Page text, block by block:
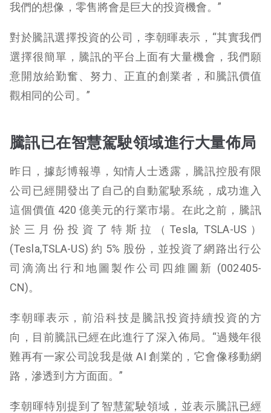
我們的想像，零售將會是巨大的投資機會。”
對於騰訊選擇投資的公司，李朝暉表示，“其實我們
選擇很簡單，騰訊的平台上面有大量機會，我們願
意開放給勤奮、努力、正直的創業者，和騰訊價值
觀相同的公司。”
騰訊已在智慧駕駛領域進行大量佈局
昨日，據彭博報導，知情人士透露，騰訊控股有限
公司已經開發出了自己的自動駕駛系統，成功進入
這個價值 420 億美元的行業市場。在此之前，騰訊
於三月份投資了特斯拉（Tesla, TSLA-US）
(Tesla,TSLA-US) 約 5% 股份，並投資了網路出行公
司滴滴出行和地圖製作公司四維圖新 (002405-
CN)。
李朝暉表示，前沿科技是騰訊投資持續投資的方
向，目前騰訊已經在此進行了深入佈局。“過幾年很
難再有一家公司說我是做 AI 創業的，它會像移動網
路，滲透到方方面面。”
李朝暉特別提到了智慧駕駛領域，並表示騰訊已經